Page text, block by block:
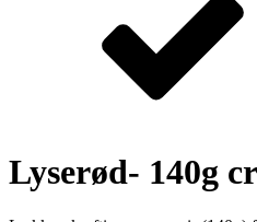
Lyserød- 140g